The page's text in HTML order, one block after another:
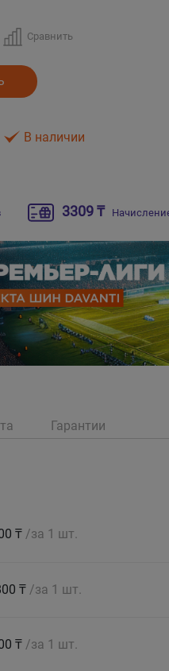
Сравнить
В наличии
3309 ₸
Гарантии
₸ /за 1 шт.
₸ /за 1 шт.
₸ /за 1 шт.